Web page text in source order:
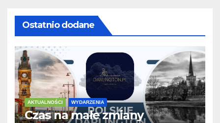
Ostatnio dodane
AKTUALNOŚCI WYDARZENIA
Czas na małe zmiany